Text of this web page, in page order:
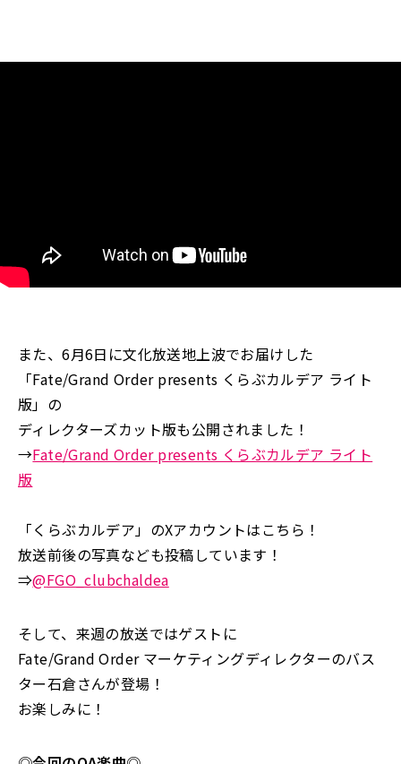
また、6月6日に文化放送地上波でお届けした
「Fate/Grand Order presents くらぶカルデア ライト
版」の
ディレクターズカット版も公開されました！
→Fate/Grand Order presents くらぶカルデア ライト
版
「くらぶカルデア」のXアカウントはこちら！
放送前後の写真なども投稿しています！
⇒@FGO_clubchaldea
そして、来週の放送ではゲストに
Fate/Grand Order マーケティングディレクターのバス
ター石倉さんが登場！
お楽しみに！